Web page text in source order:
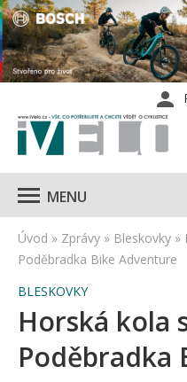
MENU
Úvod » Zprávy » Bleskovky »
Poděbradka Bike Adventure
BLESKOVKY
Horská kola
Poděbradka